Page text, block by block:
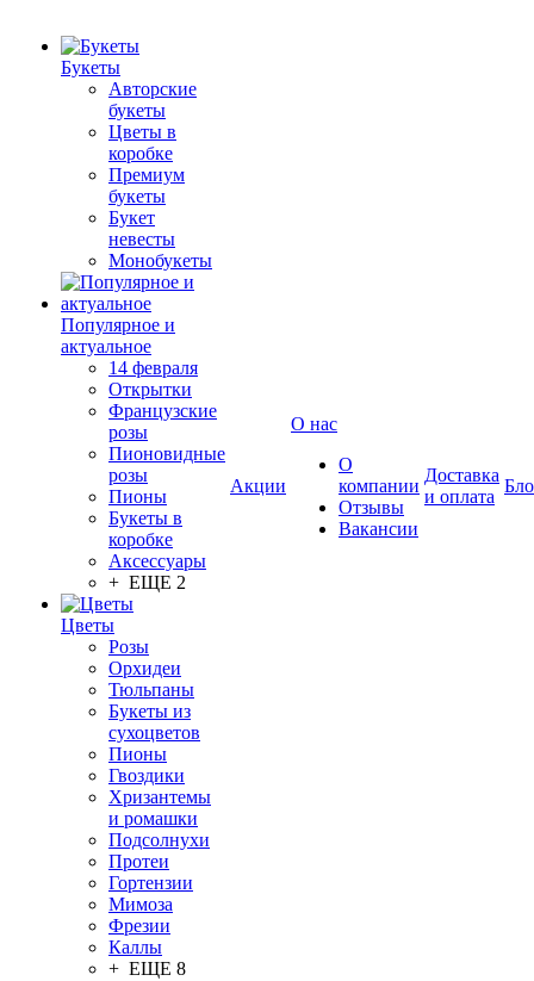
Букеты
Авторские
букеты
Цветы в
коробке
Премиум
букеты
Букет
невесты
Монобукеты
Популярное и
актуальное
14 февраля
Открытки
Французские
розы
Пионовидные
розы
Пионы
Букеты в
коробке
Аксессуары
+ ЕЩЕ 2
Цветы
Розы
Орхидеи
Тюльпаны
Букеты из
сухоцветов
Пионы
Гвоздики
Хризантемы
и ромашки
Подсолнухи
Протеи
Гортензии
Мимоза
Фрезии
Каллы
+ ЕЩЕ 8
Акции
О нас
О
компании
Отзывы
Вакансии
Доставка
и оплата